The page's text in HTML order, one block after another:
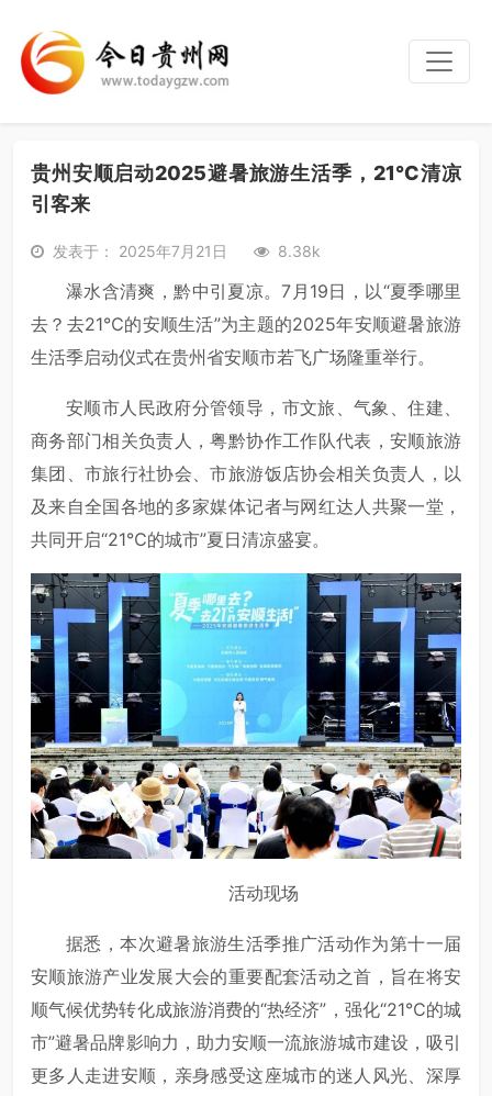
贵州安顺启动2025避暑旅游生活季，21℃清凉
引客来
发表于： 2025年7月21日 8.38k
瀑水含清爽，黔中引夏凉。7月19日，以“夏季哪里
去？去21℃的安顺生活”为主题的2025年安顺避暑旅游
生活季启动仪式在贵州省安顺市若飞广场隆重举行。
安顺市人民政府分管领导，市文旅、气象、住建、
商务部门相关负责人，粤黔协作工作队代表，安顺旅游
集团、市旅行社协会、市旅游饭店协会相关负责人，以
及来自全国各地的多家媒体记者与网红达人共聚一堂，
共同开启“21℃的城市”夏日清凉盛宴。
活动现场
据悉，本次避暑旅游生活季推广活动作为第十一届
安顺旅游产业发展大会的重要配套活动之首，旨在将安
顺气候优势转化成旅游消费的“热经济”，强化“21℃的城
市”避暑品牌影响力，助力安顺一流旅游城市建设，吸引
更多人走进安顺，亲身感受这座城市的迷人风光、深厚